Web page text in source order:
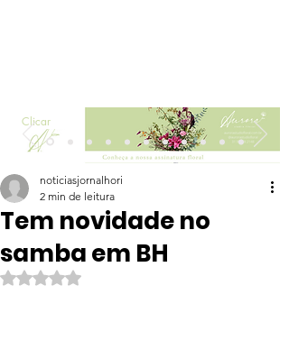
Clicar
Tem novidade no
samba em BH
noticiasjornalhori
2 min de leitura
Avaliado com NaN de 5 estrelas.